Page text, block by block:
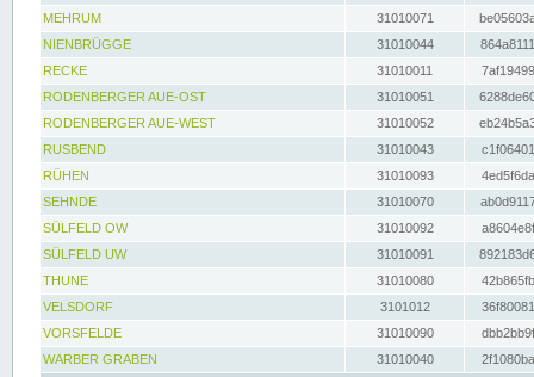
MEHRUM
31010071
NIENBRÜGGE
31010044
RECKE
31010011
RODENBERGER AUE-OST
31010051
RODENBERGER AUE-WEST
31010052
RUSBEND
31010043
RÜHEN
31010093
SEHNDE
31010070
SÜLFELD OW
31010092
SÜLFELD UW
31010091
THUNE
31010080
VELSDORF
3101012
VORSFELDE
31010090
WARBER GRABEN
31010040